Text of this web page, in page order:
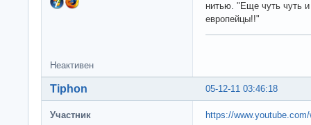
нитью. "Еще чуть чуть
европейцы!!"
Неактивен
05-12-11 03:46:18
Tiphon
Участник https://